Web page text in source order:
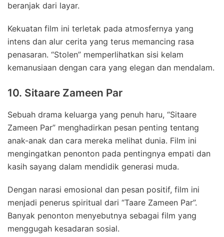
beranjak dari layar.
Kekuatan film ini terletak pada atmosfernya yang
intens dan alur cerita yang terus memancing rasa
penasaran. “Stolen” memperlihatkan sisi kelam
kemanusiaan dengan cara yang elegan dan mendalam.
10. Sitaare Zameen Par
Sebuah drama keluarga yang penuh haru, “Sitaare
Zameen Par” menghadirkan pesan penting tentang
anak-anak dan cara mereka melihat dunia. Film ini
mengingatkan penonton pada pentingnya empati dan
kasih sayang dalam mendidik generasi muda.
Dengan narasi emosional dan pesan positif, film ini
menjadi penerus spiritual dari “Taare Zameen Par”.
Banyak penonton menyebutnya sebagai film yang
menggugah kesadaran sosial.